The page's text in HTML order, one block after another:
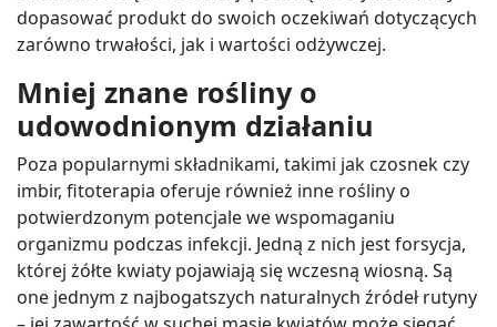
dopasować produkt do swoich oczekiwań dotyczących
zarówno trwałości, jak i wartości odżywczej.
Mniej znane rośliny o
udowodnionym działaniu
Poza popularnymi składnikami, takimi jak czosnek czy
imbir, fitoterapia oferuje również inne rośliny o
potwierdzonym potencjale we wspomaganiu
organizmu podczas infekcji. Jedną z nich jest forsycja,
której żółte kwiaty pojawiają się wczesną wiosną. Są
one jednym z najbogatszych naturalnych źródeł rutyny